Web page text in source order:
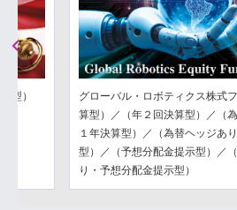
Previous
型）
グローバル・ロボティクス株式
算型）／（年２回決算型）／（
１年決算型）／（為替ヘッジあ
型）／（予想分配金提示型）／
り・予想分配金提示型）